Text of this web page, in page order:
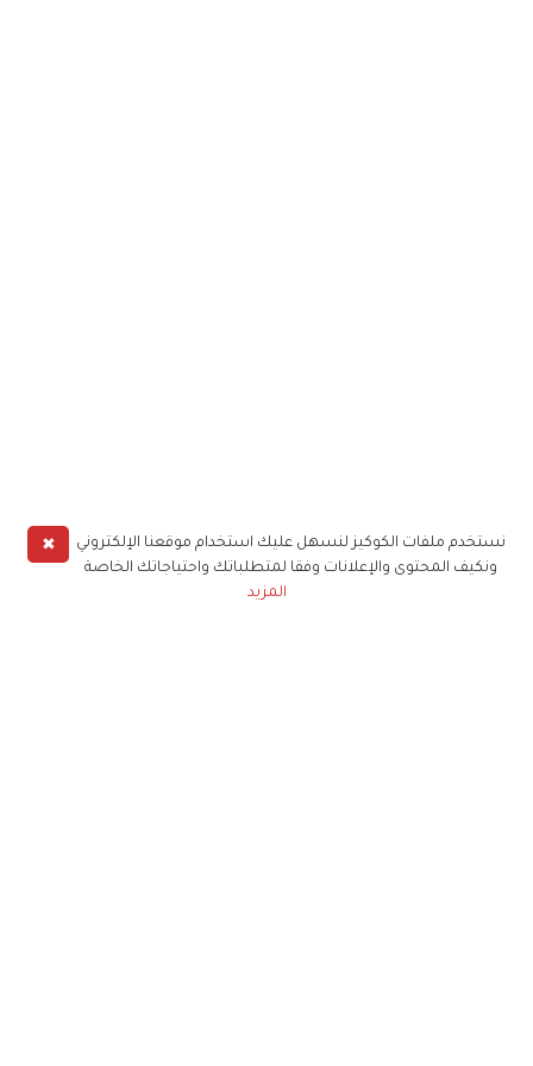
✖
نستخدم ملفات الكوكيز لنسهل عليك استخدام موقعنا الإلكتروني
ونكيف المحتوى والإعلانات وفقا لمتطلباتك واحتياجاتك الخاصة
المزيد